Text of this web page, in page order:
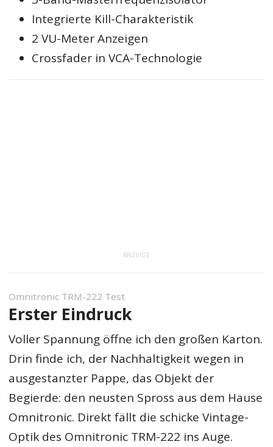
Integrierte Kill-Charakteristik
2 VU-Meter Anzeigen
Crossfader in VCA-Technologie
ANZEIGE
Omnitronic TRM-222 Test
Erster Eindruck
Voller Spannung öffne ich den großen Karton.
Drin finde ich, der Nachhaltigkeit wegen in
ausgestanzter Pappe, das Objekt der
Begierde: den neusten Spross aus dem Hause
Omnitronic. Direkt fällt die schicke Vintage-
Optik des Omnitronic TRM-222 ins Auge.